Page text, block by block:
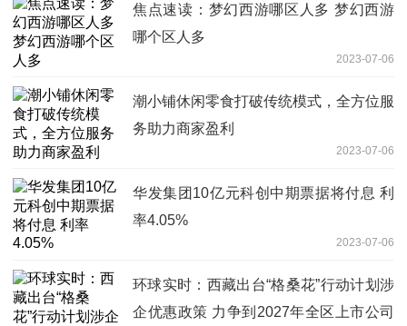
焦点速读：梦幻西游哪区人多 梦幻西游
哪个区人多
2023-07-06
潮小铺休闲零食打破传统模式，全方位服
务助力商家盈利
2023-07-06
华发集团10亿元科创中期票据将付息 利
率4.05%
2023-07-06
环球实时：西藏出台“格桑花”行动计划涉
企优惠政策 力争到2027年全区上市公司